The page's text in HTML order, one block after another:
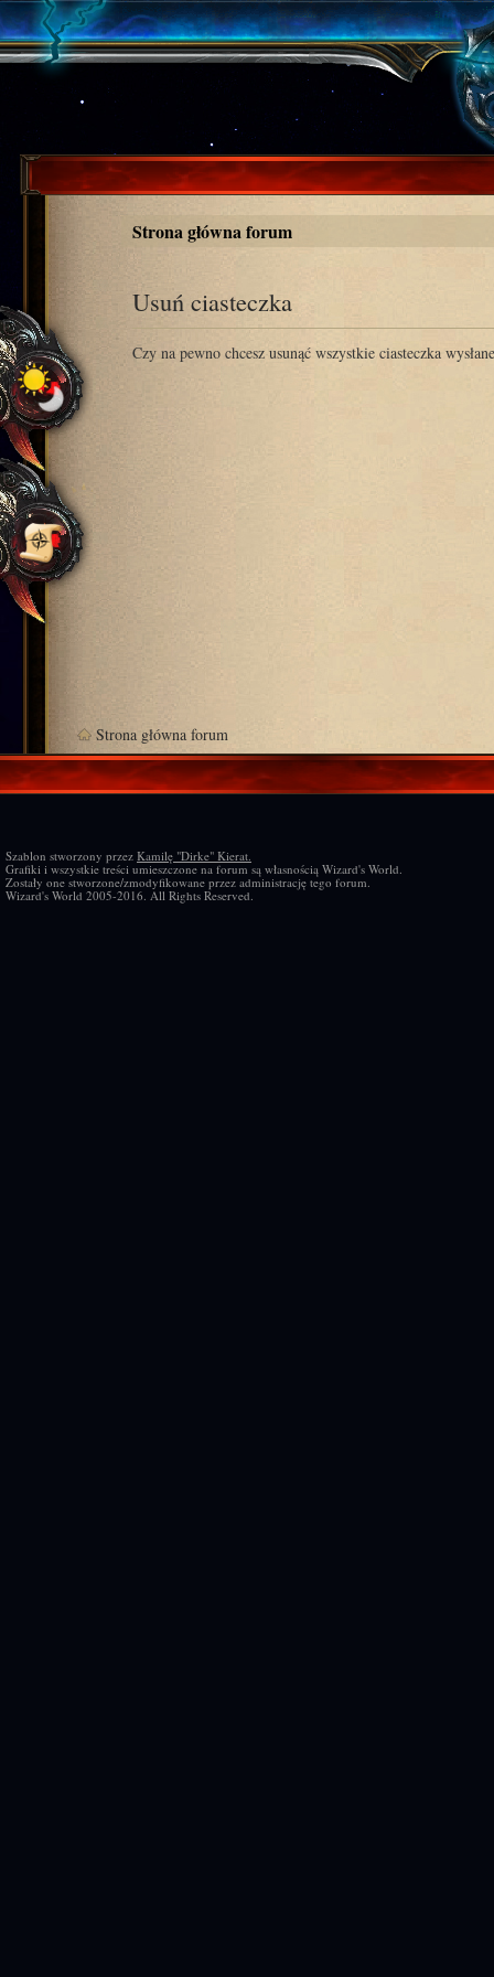
Strona główna forum
Usuń ciasteczka
Czy na pewno chcesz usunąć wszystkie ciasteczka
Strona główna forum
Szablon stworzony przez Kamilę "Dirke" Kierat.
Grafiki i wszystkie treści umieszczone na forum są własnością Wizard's World.
Zostały one stworzone/zmodyfikowane przez administrację tego forum.
Wizard's World 2005-2016. All Rights Reserved.